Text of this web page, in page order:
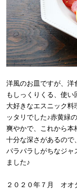
洋風のお皿ですが、洋
もしっくりくる、使い
大好きなエスニック
ッタリでした♪赤黄緑
爽やかで、これから本
十分な深さがあるので
パラパラしがちなジャ
ました♪
２０２０年７月 オオ